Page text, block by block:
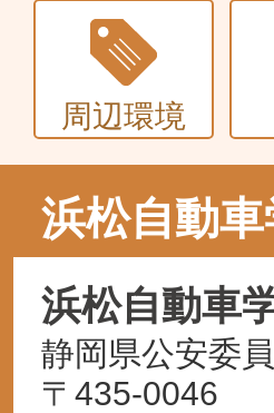
周辺環境
浜松自動
浜松自動車
静岡県公安委
〒435-0046